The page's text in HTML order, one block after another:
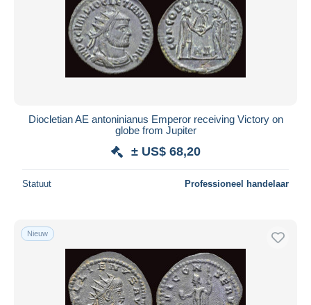
Diocletian AE antoninianus Emperor receiving Victory on
globe from Jupiter
± US$ 68,20
Statuut Professioneel handelaar
Nieuw